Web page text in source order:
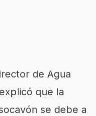
de Agua
que la
se debe a